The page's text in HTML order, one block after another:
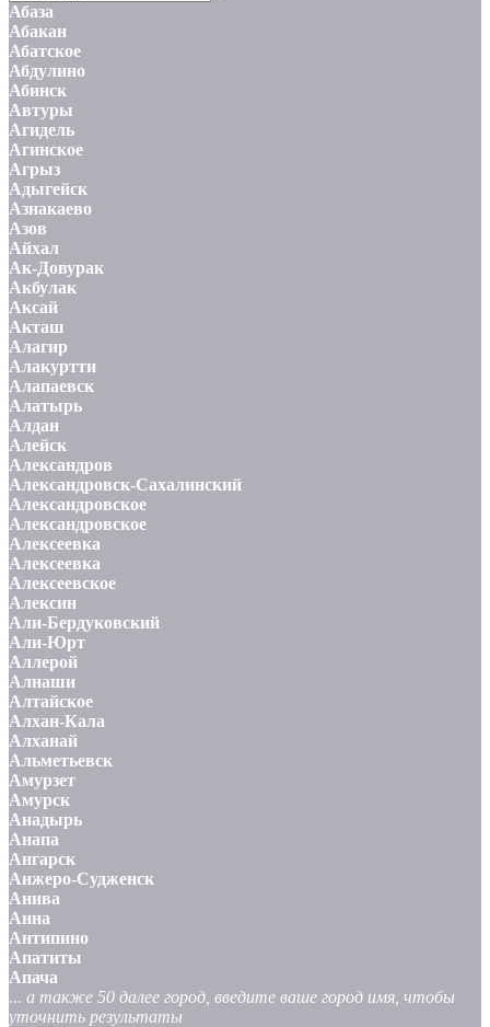
Абаза
Абакан
Абатское
Абдулино
Абинск
Автуры
Агидель
Агинское
Агрыз
Адыгейск
Азнакаево
Азов
Айхал
Ак-Довурак
Акбулак
Аксай
Акташ
Алагир
Алакуртти
Алапаевск
Алатырь
Алдан
Алейск
Александров
Александровск-Сахалинский
Александровское
Александровское
Алексеевка
Алексеевка
Алексеевское
Алексин
Али-Бердуковский
Али-Юрт
Аллерой
Алнаши
Алтайское
Алхан-Кала
Алханай
Альметьевск
Амурзет
Амурск
Анадырь
Анапа
Ангарск
Анжеро-Судженск
Анива
Анна
Антипино
Апатиты
Апача
... а также 50 далее город, введите ваше город имя, чтобы
уточнить результаты